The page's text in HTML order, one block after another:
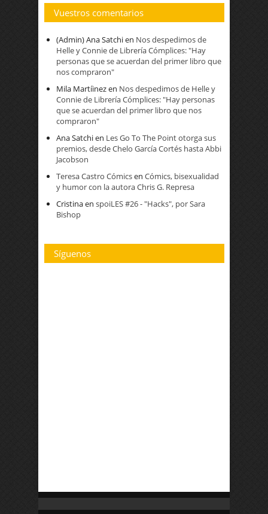
Vuestros comentarios
(Admin) Ana Satchien Nos despedimos de
Helle y Connie de Librería Cómplices: "Hay
personas que se acuerdan del primer libro que
nos compraron"
Mila Martíinezen Nos despedimos de Helle y
Connie de Librería Cómplices: "Hay personas
que se acuerdan del primer libro que nos
compraron"
Ana Satchien Les Go To The Point otorga sus
premios, desde Chelo García Cortés hasta Abbi
Jacobson
Teresa Castro Cómicsen Cómics, bisexualidad
y humor con la autora Chris G. Represa
Cristinaen spoiLES #26 - "Hacks", por Sara
Bishop
Síguenos